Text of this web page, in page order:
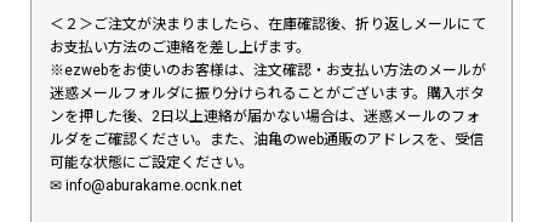
＜２＞ご注文が決まりましたら、在庫確認後、折り返しメールにて
お支払い方法のご連絡を差し上げます。
※ezwebをお使いのお客様は、注文確認・お支払い方法のメールが
迷惑メールフォルダに振り分けられることがございます。購入ボタ
ンを押した後、2日以上連絡が届かない場合は、迷惑メールのフォ
ルダをご確認ください。また、油亀のweb通販のアドレスを、受信
可能な状態にご設定ください。
✉︎ info@aburakame.ocnk.net